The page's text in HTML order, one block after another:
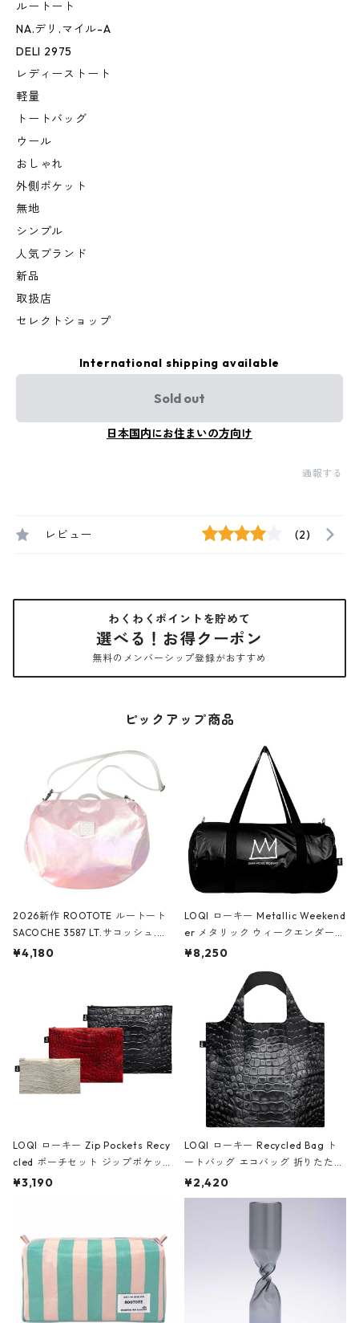
ルートート
NA.デリ.マイル-A
DELI 2975
レディーストート
軽量
トートバッグ
ウール
おしゃれ
外側ポケット
無地
シンプル
人気ブランド
新品
取扱店
セレクトショップ
International shipping available
Sold out
日本国内にお住まいの方向け
通報する
レビュー (2)
わくわくポイントを貯めて
選べる！お得クーポン
無料のメンバーシップ登録がおすすめ
ピックアップ商品
2026新作 ROOTOTE ルートート
SACOCHE 3587 LT.サコッシュ.ル
ミエ-B ショルダーバッグ グロスピ
¥4,180
LOQI ローキー Metallic Weekend
er メタリック ウィークエンダー
ボストンバッグ ショルダーバッグ
Black ジャン=ミッシェル・バスキ
ア/クラウン ブラック
¥8,250
LOQI ローキー Zip Pockets Recy
cled ポーチセット ジップポケット
ファスナーポーチ 撥水加工 トラベ
ーガンディー、オフホワイト
¥3,190
LOQI ローキー Recycled Bag ト
ートバッグ エコバッグ 折りたたみ
大きめ 撥水加工 収納ポーチ CRO
CODILE/Black クロコダイル/ブラ
¥2,420